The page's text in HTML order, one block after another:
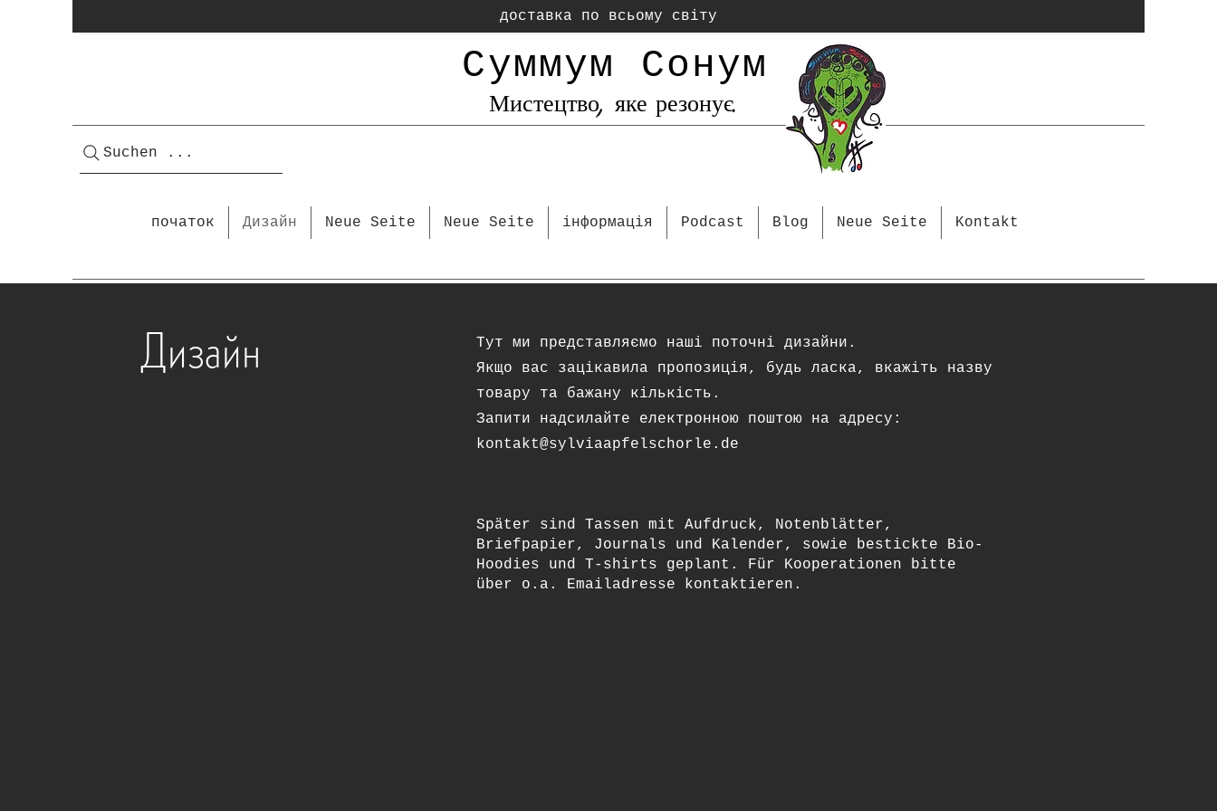
доставка по всьому світу
Suchen ...
Суммум Сонум
Мистецтво, яке резонує.
початок Дизайн Neue Seite Neue Seite інформація Podcast Blog Neue Seite Kontakt
Дизайн
Тут ми представляємо наші поточні дизайни.
Якщо вас зацікавила пропозиція, будь ласка, вкажіть назву
товару та бажану кількість.
Запити надсилайте електронною поштою на адресу:
kontakt@sylviaapfelschorle.de
Später sind Tassen mit Aufdruck, Notenblätter,
Briefpapier, Journals und Kalender, sowie bestickte Bio-
Hoodies und T-shirts geplant. Für Kooperationen bitte
über o.a. Emailadresse kontaktieren.